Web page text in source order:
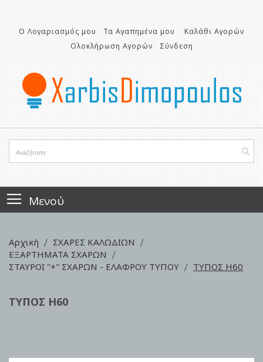
περιεχόμενο
Ο Λογαριασμός μου Τα Αγαπημένα μου
Καλάθι Αγορών
Ολοκλήρωση Αγορών
Σύνδεση
Μενού
Αρχική
ΣΧΑΡΕΣ ΚΑΛΩΔΙΩΝ
ΕΞΑΡΤΗΜΑΤΑ ΣΧΑΡΩΝ
ΣΤΑΥΡΟΙ ''+'' ΣΧΑΡΩΝ - ΕΛΑΦΡΟΥ ΤΥΠΟΥ
ΤΥΠΟΣ Η60
ΤΥΠΟΣ Η60